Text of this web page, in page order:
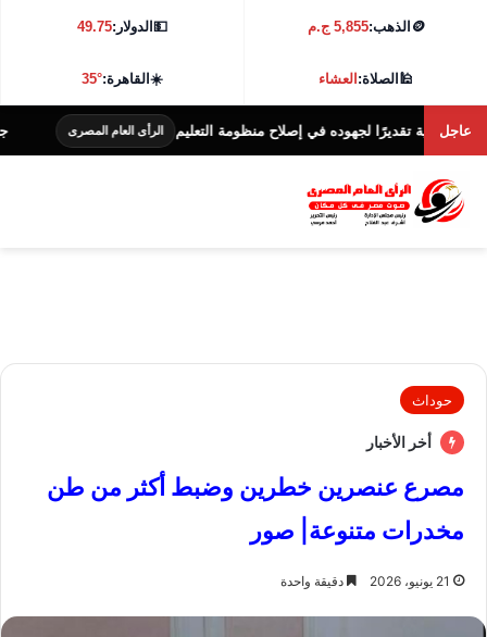
🪙 الذهب:5,855 ج.م 💵الدولار:49.75
🕌الصلاة:العشاء ☀️القاهرة:35°
عاجل
تقديرًا لجهوده في إصلاح منظومة التعليم الرأى العام المصرى جامعة كفر الشيخ
حوداث
أخر الأخبار
مصرع عنصرين خطرين وضبط أكثر من طن
مخدرات متنوعة| صور
21 يونيو، 2026 دقيقة واحدة